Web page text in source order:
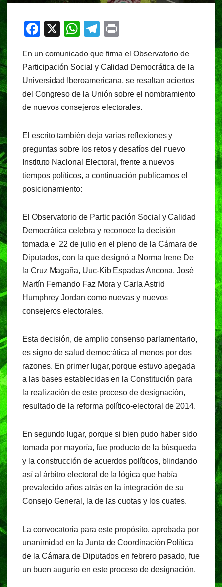
F
c
e
b
o
k
X
W
at
s
A
p
T
e
gr
a
m
t
En un comunicado que firma el Observatorio de
Participación Social y Calidad Democrática de la
Universidad Iberoamericana, se resaltan aciertos
del Congreso de la Unión sobre el nombramiento
de nuevos consejeros electorales.
El escrito también deja varias reflexiones y
preguntas sobre los retos y desafíos del nuevo
Instituto Nacional Electoral, frente a nuevos
tiempos políticos, a continuación publicamos el
posicionamiento:
El Observatorio de Participación Social y Calidad
Democrática celebra y reconoce la decisión
tomada el 22 de julio en el pleno de la Cámara de
Diputados, con la que designó a Norma Irene De
la Cruz Magaña, Uuc-Kib Espadas Ancona, José
Martín Fernando Faz Mora y Carla Astrid
Humphrey Jordan como nuevas y nuevos
consejeros electorales.
Esta decisión, de amplio consenso parlamentario,
es signo de salud democrática al menos por dos
razones. En primer lugar, porque estuvo apegada
a las bases establecidas en la Constitución para
la realización de este proceso de designación,
resultado de la reforma político-electoral de 2014.
En segundo lugar, porque si bien pudo haber sido
tomada por mayoría, fue producto de la búsqueda
y la construcción de acuerdos políticos, blindando
así al árbitro electoral de la lógica que había
prevalecido años atrás en la integración de su
Consejo General, la de las cuotas y los cuates.
La convocatoria para este propósito, aprobada por
unanimidad en la Junta de Coordinación Política
de la Cámara de Diputados en febrero pasado, fue
un buen augurio en este proceso de designación.